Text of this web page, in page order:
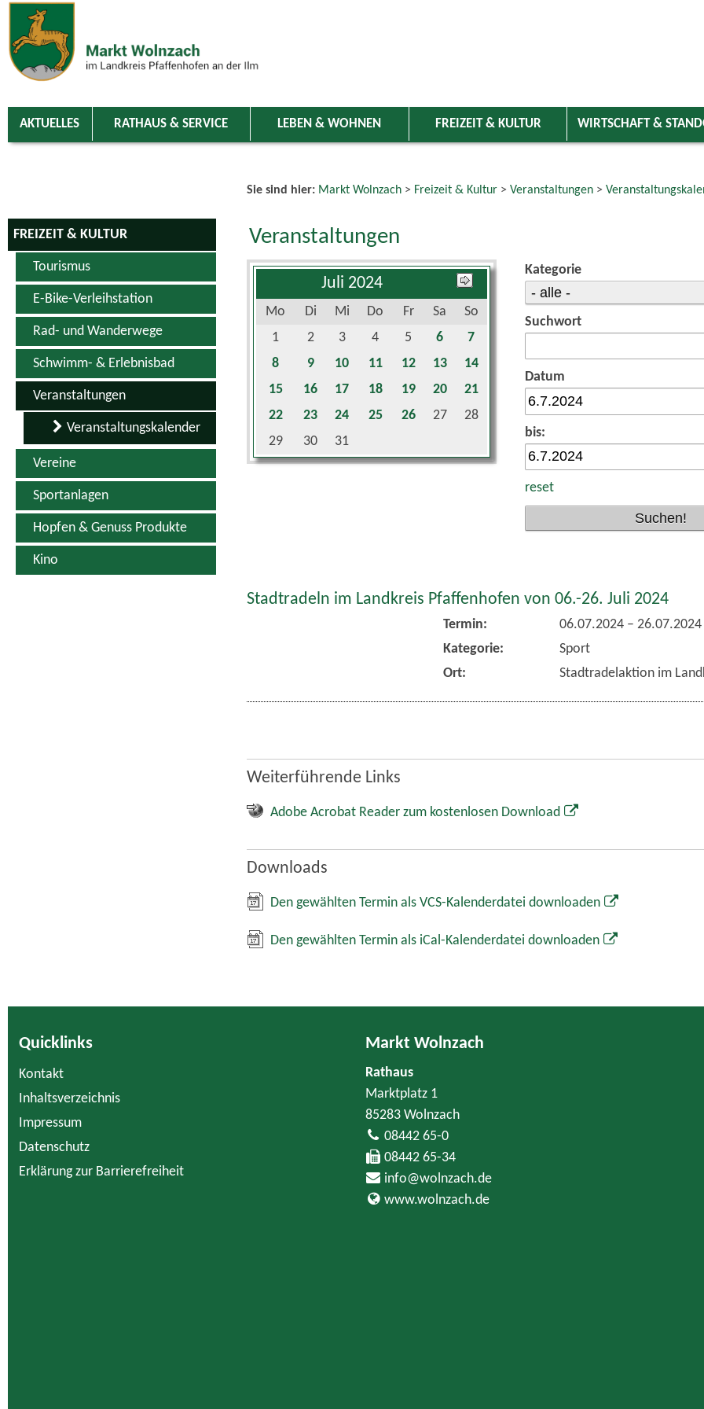
Zum Inhalt zur Navigation
AKTUELLES RATHAUS & SERVICE LEBEN & WOHNEN FREIZEIT & KULTUR WIRTSCHAFT &
FREIZEIT & KULTUR
Tourismus
E-Bike-Verleihstation
Rad- und Wanderwege
Schwimm- & Erlebnisbad
Veranstaltungen
Veranstaltungskalender
Vereine
Sportanlagen
Hopfen & Genuss Produkte
Kino
Sie sind hier: Markt Wolnzach> Freizeit & Kultur> Veranstaltungen>
Veranstaltungen
Juli 2024
Mo Di Mi Do Fr Sa
So
1
2 3 4 5 6
7
8
9 10 11 12 13
14
15
16 17 18 19 20
21
22
23 24 25 26 27
28
29
30 31
Kategorie
Suchwort
Datum
bis:
reset
Stadtradeln im Landkreis Pfaffenhofen von 06.-26. Juli 2024
Termin: 06.07.2024– 26.07.2024
Kategorie:
Sport
Ort:
Stadtradelaktion im
Weiterführende Links
Adobe Acrobat Reader zum kostenlosen Download
Downloads
Den gewählten Termin als VCS-Kalenderdatei downloaden
Den gewählten Termin als iCal-Kalenderdatei downloaden
Quicklinks
Kontakt
Inhaltsverzeichnis
Impressum
Datenschutz
Erklärung zur Barrierefreiheit
Markt Wolnzach
Rathaus
Marktplatz 1
85283 Wolnzach
08442 65-0
08442 65-34
info@wolnzach.de
www.wolnzach.de